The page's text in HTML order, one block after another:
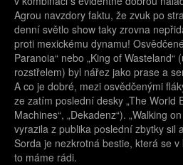
Agrou navzdory faktu, že zvuk po
denní světlo show taky zrovna
proti mexickému dynamu!
Paranoia“ nebo „King of Wasteland“
rozstřelem) byl nářez jako prase a
A co je dobré, mezi osvědčenými
ze zatím poslední desky „The World
Machines“, „Dekadenz“). „Walking
vyrazila z publika poslední zbytky sil
Sorda je nezkrotná bestie, která se
to máme rádi.